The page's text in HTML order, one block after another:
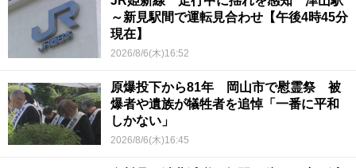
～新見駅間で運転見合わせ【午後4時45分
現在】
2026/8/6(木)16:52
原爆投下から81年 岡山市で慰霊祭 被
爆者や遺族が犠牲者を追悼「一番に平和
しかない」
2026/8/6(木)16:45